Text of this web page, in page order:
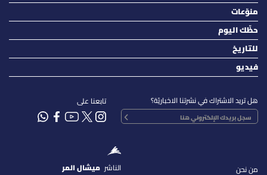
منوّعات
حظّك اليوم
للتاريخ
فيديو
هل تريد الاشتراك في نشرتنا الاخباريّة؟ تابعنا على
من نحن الناشر ميشال المر